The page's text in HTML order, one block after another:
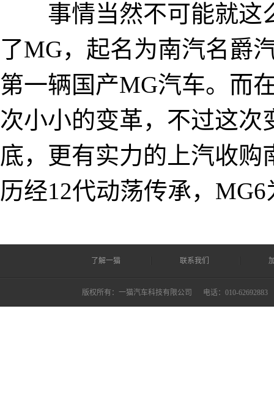
事情当然不可能就这
了MG，起名为南汽名爵
第一辆国产MG汽车。而
次小小的变革，不过这次
底，更有实力的上汽收
历经12代动荡传承，
了解一猫 联系我们
版权所有：一猫汽车科技有限公司 电话：010-